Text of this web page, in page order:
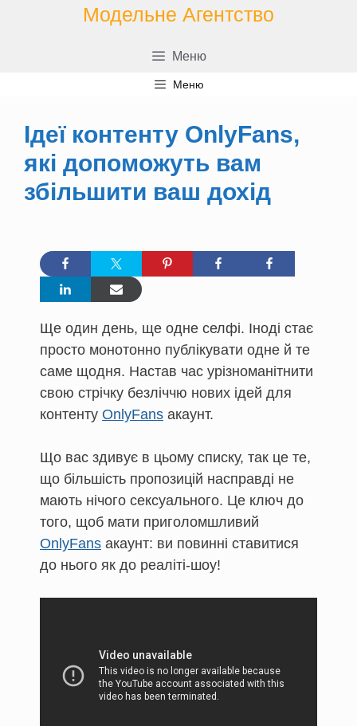
Модельне Агентство
Меню
Меню
Ідеї контенту OnlyFans,
які допоможуть вам
збільшити ваш дохід
Ще один день, ще одне селфі. Іноді стає
просто монотонно публікувати одне й те
саме щодня. Настав час урізноманітнити
свою стрічку безліччю нових ідей для
контенту OnlyFans акаунт.
Що вас здивує в цьому списку, так це те,
що більшість пропозицій насправді не
мають нічого сексуального. Це ключ до
того, щоб мати приголомшливий
OnlyFans акаунт: ви повинні ставитися
до нього як до реаліті-шоу!